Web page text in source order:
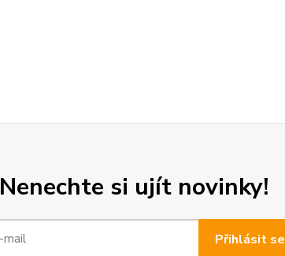
Nenechte si ujít novinky!
Přihlásit se